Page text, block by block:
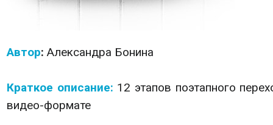
Автор: Александра Бонина
Краткое описание: 12 этапов поэтапного
видео-формате